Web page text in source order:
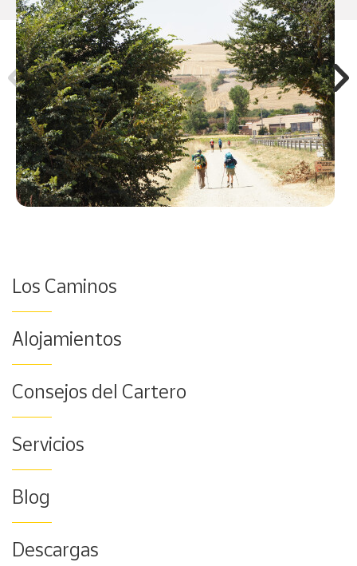
Los Caminos
Alojamientos
Consejos del Cartero
Servicios
Blog
Descargas